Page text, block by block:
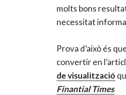
molts bons
necessitat
Prova d’això és
convertir en
de visualització
Finantial Times